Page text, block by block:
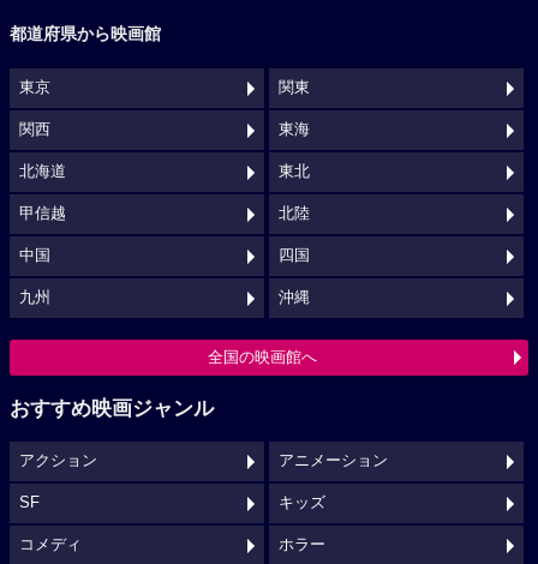
都道府県から映画館
東京 関東
関西 東海
北海道 東北
甲信越 北陸
中国 四国
九州 沖縄
全国の映画館へ
おすすめ映画ジャンル
アクション アニメーション
SF キッズ
コメディ ホラー